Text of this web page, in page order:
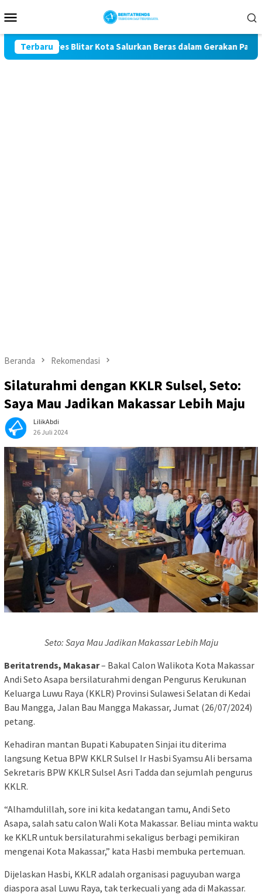
ke
Mobile
Terbaru
Polres Blitar Kota Salurkan Beras dalam Gerakan Pangan Murah
Beranda Rekomendasi
Silaturahmi dengan KKLR Sulsel, Seto:
Saya Mau Jadikan Makassar Lebih Maju
LilikAbdi
26 Juli 2024
Seto: Saya Mau Jadikan Makassar Lebih Maju
Beritatrends, Makasar– Bakal Calon Walikota Kota Makassar
Andi Seto Asapa bersilaturahmi dengan Pengurus Kerukunan
Keluarga Luwu Raya (KKLR) Provinsi Sulawesi Selatan di Kedai
Bau Mangga, Jalan Bau Mangga Makassar, Jumat (26/07/2024)
petang.
Kehadiran mantan Bupati Kabupaten Sinjai itu diterima
langsung Ketua BPW KKLR Sulsel Ir Hasbi Syamsu Ali bersama
Sekretaris BPW KKLR Sulsel Asri Tadda dan sejumlah pengurus
KKLR.
“Alhamdulillah, sore ini kita kedatangan tamu, Andi Seto
Asapa, salah satu calon Wali Kota Makassar. Beliau minta waktu
ke KKLR untuk bersilaturahmi sekaligus berbagi pemikiran
mengenai Kota Makassar,” kata Hasbi membuka pertemuan.
Dijelaskan Hasbi, KKLR adalah organisasi paguyuban warga
diaspora asal Luwu Raya, tak terkecuali yang ada di Makassar.